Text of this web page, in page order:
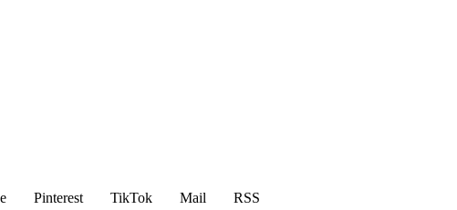
Pinterest TikTok Mail
RSS